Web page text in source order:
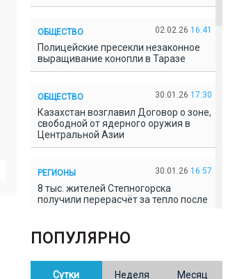
ОБЩЕСТВО 02.02.26 16:41
Полицейские пресекли незаконное
выращивание конопли в Таразе
ОБЩЕСТВО 30.01.26 17:30
Казахстан возглавил Договор о зоне,
свободной от ядерного оружия в
Центральной Азии
РЕГИОНЫ 30.01.26 16:57
8 тыс. жителей Степногорска
получили перерасчёт за тепло после
В Казахстане готовят новую
редакцию Конституции: меняется
ПОПУЛЯРНО
Сутки Неделя Месяц